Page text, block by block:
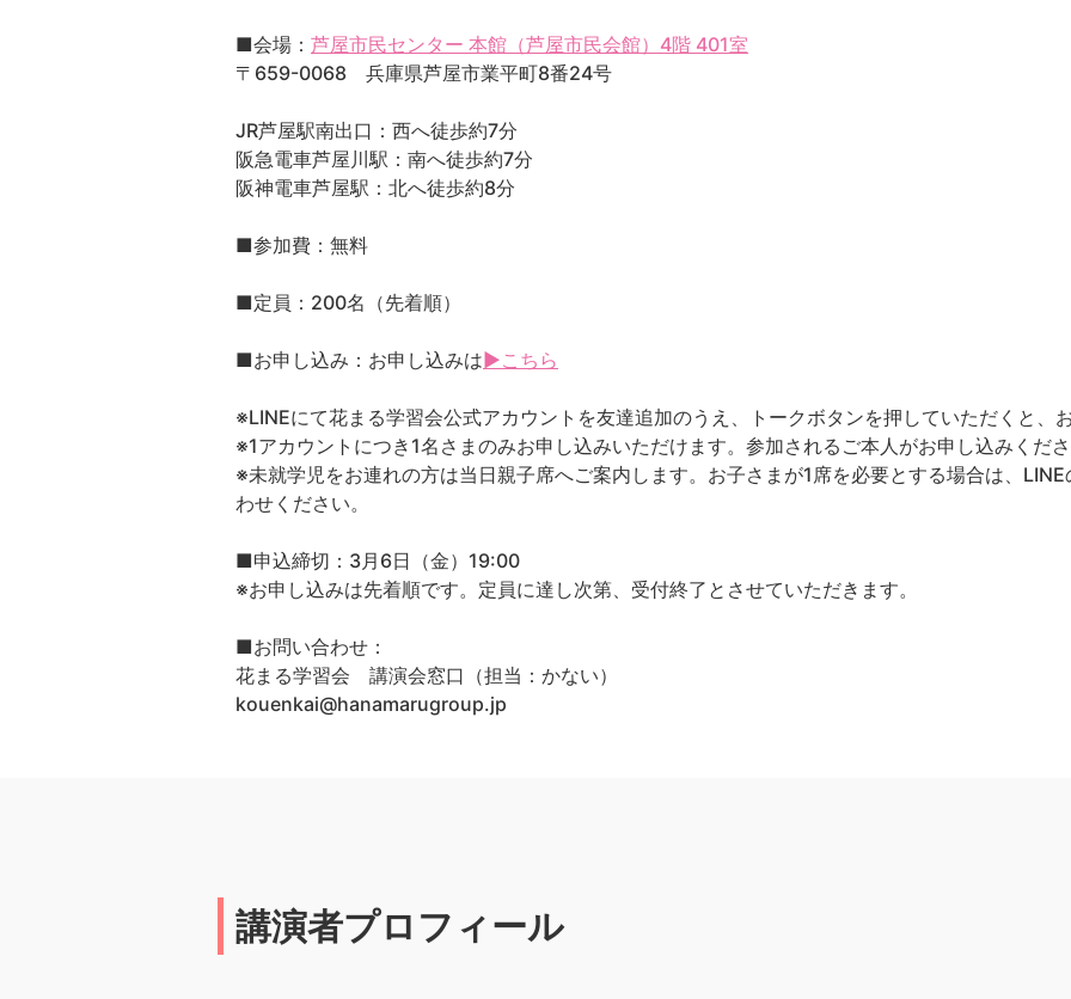
■会場： 芦屋市民センター 本館（芦屋市民会館）4階 401室
〒659-0068 兵庫県芦屋市業平町8番24号
JR芦屋駅南出口：西へ徒歩約7分
阪急電車芦屋川駅：南へ徒歩約7分
阪神電車芦屋駅：北へ徒歩約8分
■参加費：無料
■定員：200名（先着順）
■お申し込み：お申し込みは▶こちら
※LINEにて花まる学習会公式アカウントを友達追加のうえ、トークボタンを押していただくと、
※1アカウントにつき1名さまのみお申し込みいただけます。参加されるご本人がお申し込みくだ
※未就学児をお連れの方は当日親子席へご案内します。お子さまが1席を必要とする場合は、
わせください。
■申込締切：3月6日（金）19:00
※お申し込みは先着順です。定員に達し次第、受付終了とさせていただきます。
■お問い合わせ：
花まる学習会 講演会窓口（担当：かない）
kouenkai@hanamarugroup.jp
講演者プロフィール